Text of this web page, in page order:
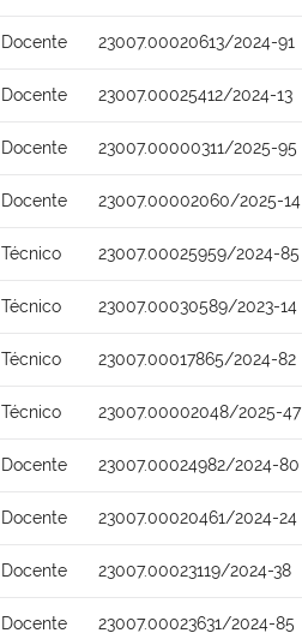
Docente 23007.00020613/2024-91
Docente 23007.00025412/2024-13
Docente 23007.00000311/2025-95
Docente 23007.00002060/2025-14
Técnico 23007.00025959/2024-85
Técnico 23007.00030589/2023-14
Técnico 23007.00017865/2024-82
Técnico 23007.00002048/2025-47
Docente 23007.00024982/2024-80
Docente 23007.00020461/2024-24
Docente 23007.00023119/2024-38
Docente 23007.00023631/2024-85